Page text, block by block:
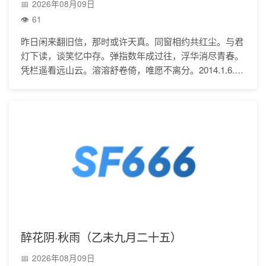
2026年08月09日
61
昨日闲来翻旧信，那时或许天真。同窗相约共红尘。与君
灯下读，谈笑忆中存。弹指数年成过往，浮华消尽青春。
凭栏遥看远山云。溶溶舒卷倚，唯愿不离分。2014.1.6.后
醉花阴·秋雨（乙未九月二十五）
2026年08月09日